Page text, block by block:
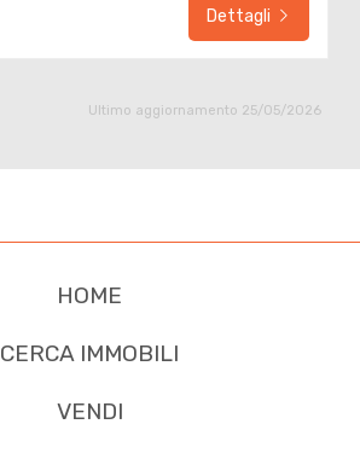
Dettagli
Ultimo aggiornamento 25/05/2026
HOME
CERCA IMMOBILI
VENDI